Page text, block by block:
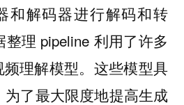
和解码器进行解码和转
理 pipeline 利用了许多
理解模型。这些模型具
了最大限度地提高生成